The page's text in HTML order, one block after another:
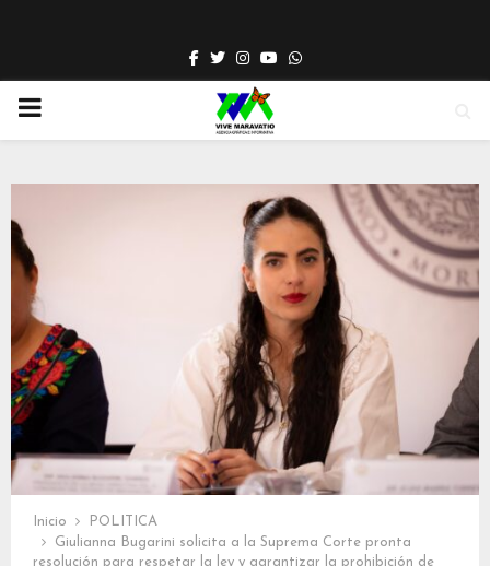
Facebook
TwitterInstagram
YoutubeWhatsapp
PRIMARY
Inicio
POLITICA
Giulianna Bugarini solicita a la Suprema Corte pronta
resolución para respetar la ley y garantizar la prohibición de